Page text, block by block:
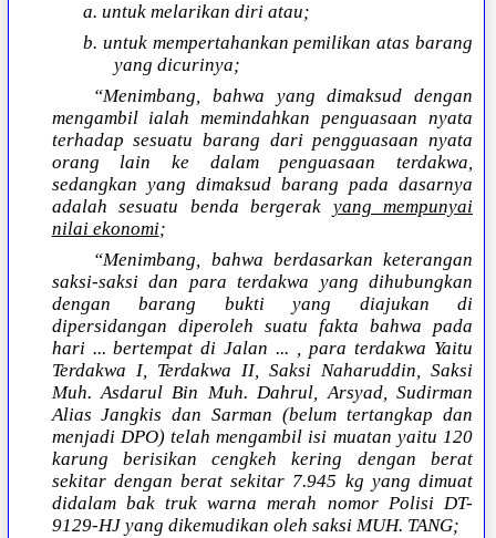
a. untuk melarikan diri atau;
b. untuk mempertahankan pemilikan atas barang
yang dicurinya;
“Menimbang, bahwa yang dimaksud dengan
mengambil ialah memindahkan penguasaan nyata
terhadap sesuatu barang dari pengguasaan nyata
orang lain ke dalam penguasaan terdakwa,
sedangkan yang dimaksud barang pada dasarnya
adalah sesuatu benda bergerak yang mempunyai
nilai ekonomi;
“Menimbang, bahwa berdasarkan keterangan
saksi-saksi dan para terdakwa yang dihubungkan
dengan barang bukti yang diajukan di
dipersidangan diperoleh suatu fakta bahwa pada
hari ... bertempat di Jalan ... , para terdakwa Yaitu
Terdakwa I, Terdakwa II, Saksi Naharuddin, Saksi
Muh. Asdarul Bin Muh. Dahrul, Arsyad, Sudirman
Alias Jangkis dan Sarman (belum tertangkap dan
menjadi DPO) telah mengambil isi muatan yaitu 120
karung berisikan cengkeh kering dengan berat
sekitar dengan berat sekitar 7.945 kg yang dimuat
didalam bak truk warna merah nomor Polisi DT-
9129-HJ yang dikemudikan oleh saksi MUH. TANG;